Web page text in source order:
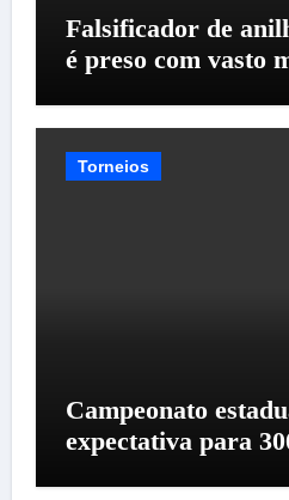
Falsificador de
é preso com vasto
Torneios
Campeonato
expectativa para